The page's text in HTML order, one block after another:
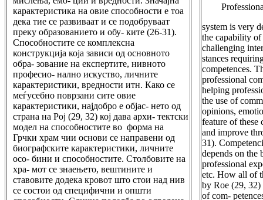
карактеристика на овие способности е тоа
дека тие се развиваат и се подобруваат
преку образованието и обу- ките (26-31).
Способностите се комплексна
конструкција која зависи од основното
обра- зование на експертите, нивното
професио- нално искуство, личните
карактеристики, вредности итн. Како се
меѓусебно поврзани сите овие
карактеристики, најдобро е објас- нето од
страна на Рој (29, 32) кој дава архи- тектски
модел на способностите во форма на
Грчки храм чии основи се направени од
биографските карактеристики, личните
осо- бини и способностите. Столбовите на
хра- мот се знаењето, вештините и
ставовите додека кровот што стои над нив
се состои од специфични и општи
system is very
the capability
challenging
stances
competences.
professional
helping
the use of
opinions,
feature of these
and improve
31).
depends on the
professional
etc. How all of
by Roe (29,
of com-